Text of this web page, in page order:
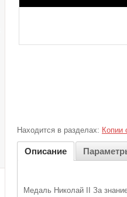
Находится в разделах: Копии
Описание
Медаль Николай II За